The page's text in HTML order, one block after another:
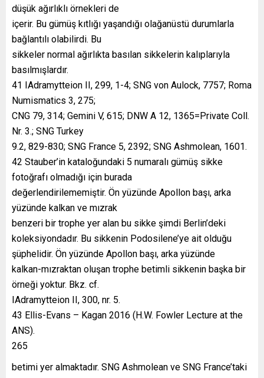
düşük ağırlıklı örnekleri de
içerir. Bu gümüş kıtlığı yaşandığı olağanüstü durumlarla
bağlantılı olabilirdi. Bu
sikkeler normal ağırlıkta basılan sikkelerin kalıplarıyla
basılmışlardır.
41 IAdramytteion II, 299, 1-4; SNG von Aulock, 7757; Roma
Numismatics 3, 275;
CNG 79, 314; Gemini V, 615; DNW A 12, 1365=Private Coll.
Nr. 3.; SNG Turkey
9.2, 829-830; SNG France 5, 2392; SNG Ashmolean, 1601.
42 Stauber’in kataloğundaki 5 numaralı gümüş sikke
fotoğrafı olmadığı için burada
değerlendirilememiştir. Ön yüzünde Apollon başı, arka
yüzünde kalkan ve mızrak
benzeri bir trophe yer alan bu sikke şimdi Berlin’deki
koleksiyondadır. Bu sikkenin Podosilene’ye ait olduğu
şüphelidir. Ön yüzünde Apollon başı, arka yüzünde
kalkan-mızraktan oluşan trophe betimli sikkenin başka bir
örneği yoktur. Bkz. cf.
IAdramytteion II, 300, nr. 5.
43 Ellis-Evans – Kagan 2016 (H.W. Fowler Lecture at the
ANS).
265
betimi yer almaktadır. SNG Ashmolean ve SNG France’taki